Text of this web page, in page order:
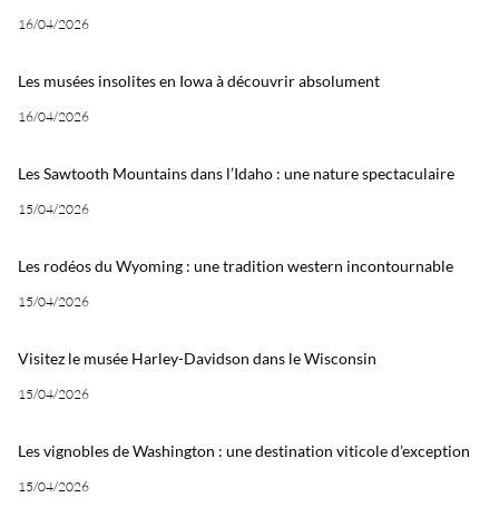
16/04/2026
Les musées insolites en Iowa à découvrir absolument
16/04/2026
Les Sawtooth Mountains dans l’Idaho : une nature spectaculaire
15/04/2026
Les rodéos du Wyoming : une tradition western incontournable
15/04/2026
Visitez le musée Harley-Davidson dans le Wisconsin
15/04/2026
Les vignobles de Washington : une destination viticole d’exception
15/04/2026